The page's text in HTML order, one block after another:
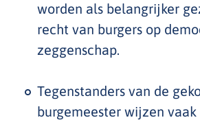
worden als belangrijker
recht van burgers op
zeggenschap.
Tegenstanders van de
burgemeester wijzen